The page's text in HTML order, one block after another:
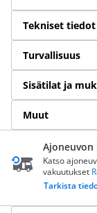
Tekniset tiedot
Turvallisuus
Sisätilat ja
Muut
Ajoneuvon
Katso
vakuutukset
Tarkista